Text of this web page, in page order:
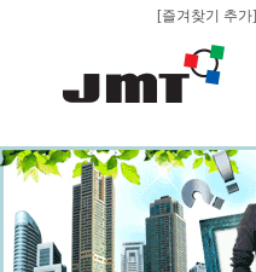
[즐겨찾기 추가]